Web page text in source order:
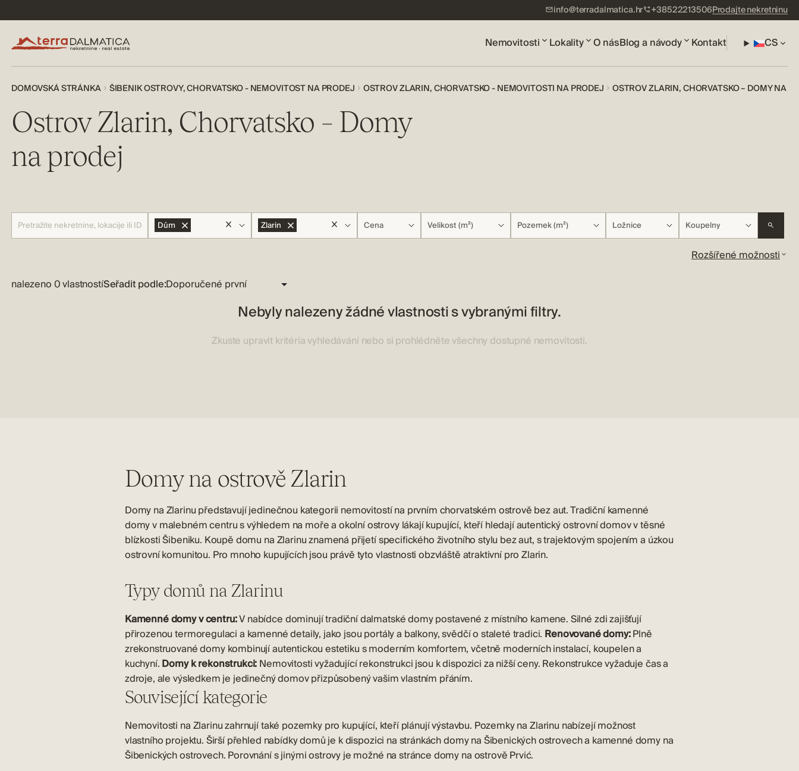
info@terradalmatica.hr +38522213506Prodajte nekretninu
Nemovitosti Lokality O násBlog a návody Kontakt CS
DOMOVSKÁ STRÁNKA ŠIBENIK OSTROVY, CHORVATSKO - NEMOVITOST NA PRODEJ OSTROV ZLARIN, CHORVATSKO - NEMOVITOSTI NA PRODEJ OSTROV ZLARIN, CHORVATSKO – DOMY NA
Ostrov Zlarin, Chorvatsko – Domy
na prodej
Dům Zlarin Cena Velikost (m²) Pozemek (m²) Ložnice Koupelny
Rozšířené možnosti
nalezeno 0 vlastnostíSeřadit podle:
Nebyly nalezeny žádné vlastnosti s vybranými filtry.
Zkuste upravit kritéria vyhledávání nebo si prohlédněte všechny dostupné nemovitosti.
Domy na ostrově Zlarin
Domy na Zlarinu představují jedinečnou kategorii nemovitostí na prvním chorvatském ostrově bez aut. Tradiční kamenné
domy v malebném centru s výhledem na moře a okolní ostrovy lákají kupující, kteří hledají autentický ostrovní domov v těsné
blízkosti Šibeniku. Koupě domu na Zlarinu znamená přijetí specifického životního stylu bez aut, s trajektovým spojením a úzkou
ostrovní komunitou. Pro mnoho kupujících jsou právě tyto vlastnosti obzvláště atraktivní pro Zlarin.
Typy domů na Zlarinu
Kamenné domy v centru:V nabídce dominují tradiční dalmatské domy postavené z místního kamene. Silné zdi zajišťují
přirozenou termoregulaci a kamenné detaily, jako jsou portály a balkony, svědčí o staleté tradici. Renovované domy:Plně
zrekonstruované domy kombinují autentickou estetiku s moderním komfortem, včetně moderních instalací, koupelen a
kuchyní.Domy k rekonstrukci:Nemovitosti vyžadující rekonstrukci jsou k dispozici za nižší ceny. Rekonstrukce vyžaduje čas a
zdroje, ale výsledkem je jedinečný domov přizpůsobený vašim vlastním přáním.
Související kategorie
Nemovitosti na Zlarinuzahrnují také pozemky pro kupující, kteří plánují výstavbu. Pozemky na Zlarinu nabízejí možnost
vlastního projektu. Širší přehled nabídky domů je k dispozici na stránkáchdomy na Šibenických ostrovecha kamenné domy na
Šibenických ostrovech. Porovnání s jinými ostrovy je možné na stráncedomy na ostrově Prvić.